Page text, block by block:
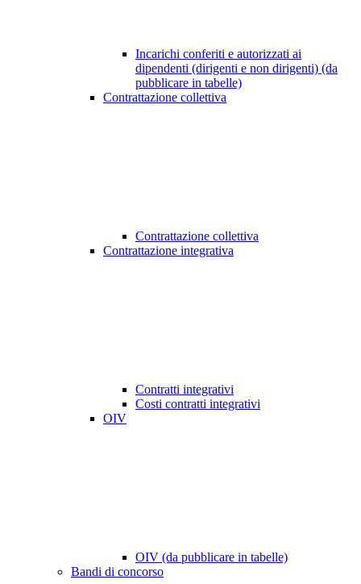
Incarichi conferiti e autorizzati ai
dipendenti (dirigenti e non dirigenti) (da
pubblicare in tabelle)
Contrattazione collettiva
Contrattazione collettiva
Contrattazione integrativa
Contratti integrativi
Costi contratti integrativi
OIV
OIV (da pubblicare in tabelle)
Bandi di concorso